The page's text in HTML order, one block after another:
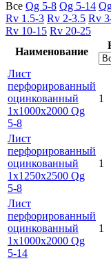
Все Qg 5-8 Qg 5-14
Rv 1.5-3 Rv 2-3.5 Rv
Rv 10-15 Rv 20-25
Наименование
Лист
перфорированный
оцинкованный
1х1000х2000 Qg
5-8
1
Лист
перфорированный
оцинкованный
1х1250х2500 Qg
5-8
1
Лист
перфорированный
оцинкованный
1х1000х2000 Qg
5-14
1